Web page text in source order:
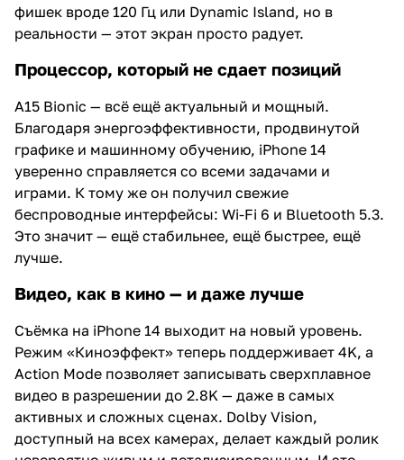
фишек вроде 120 Гц или Dynamic Island, но в
реальности — этот экран просто радует.
Процессор, который не сдает позиций
A15 Bionic — всё ещё актуальный и мощный.
Благодаря энергоэффективности, продвинутой
графике и машинному обучению, iPhone 14
уверенно справляется со всеми задачами и
играми. К тому же он получил свежие
беспроводные интерфейсы: Wi-Fi 6 и Bluetooth 5.3.
Это значит — ещё стабильнее, ещё быстрее, ещё
лучше.
Видео, как в кино — и даже лучше
Съёмка на iPhone 14 выходит на новый уровень.
Режим «Киноэффект» теперь поддерживает 4K, а
Action Mode позволяет записывать сверхплавное
видео в разрешении до 2.8K — даже в самых
активных и сложных сценах. Dolby Vision,
доступный на всех камерах, делает каждый ролик